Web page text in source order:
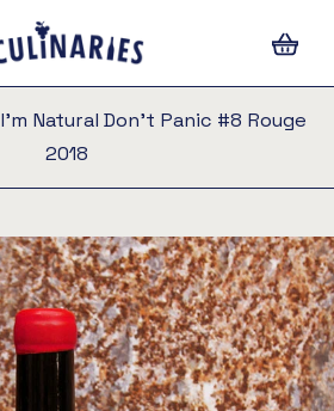
I'm Natural Don't Panic #8 Rouge
2018